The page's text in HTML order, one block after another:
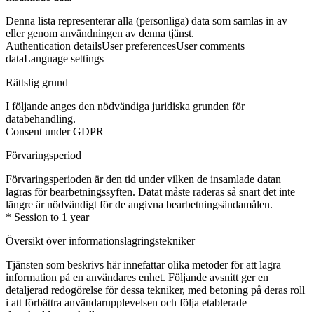
Denna lista representerar alla (personliga) data som samlas in av
eller genom användningen av denna tjänst.
Authentication detailsUser preferencesUser comments
dataLanguage settings
Rättslig grund
I följande anges den nödvändiga juridiska grunden för
databehandling.
Consent under GDPR
Förvaringsperiod
Förvaringsperioden är den tid under vilken de insamlade datan
lagras för bearbetningssyften. Datat måste raderas så snart det inte
längre är nödvändigt för de angivna bearbetningsändamålen.
* Session to 1 year
Översikt över informationslagringstekniker
Tjänsten som beskrivs här innefattar olika metoder för att lagra
information på en användares enhet. Följande avsnitt ger en
detaljerad redogörelse för dessa tekniker, med betoning på deras roll
i att förbättra användarupplevelsen och följa etablerade